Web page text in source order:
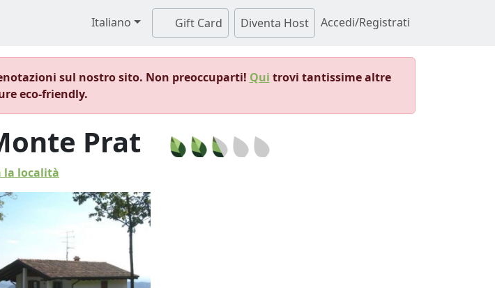
Italiano Gift Card Diventa Host Accedi/Registrati
sul nostro sito. Non preoccuparti! Qui trovi tantissime altre
eco-friendly.
Prat
la località